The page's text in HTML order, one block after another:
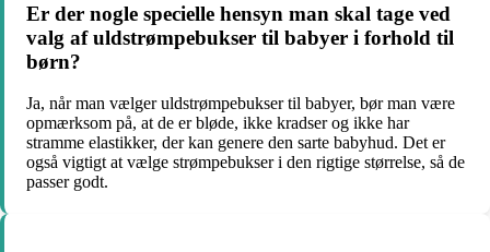
Er der nogle specielle hensyn man skal tage ved
valg af uldstrømpebukser til babyer i forhold til
børn?
Ja, når man vælger uldstrømpebukser til babyer, bør man være
opmærksom på, at de er bløde, ikke kradser og ikke har
stramme elastikker, der kan genere den sarte babyhud. Det er
også vigtigt at vælge strømpebukser i den rigtige størrelse, så de
passer godt.